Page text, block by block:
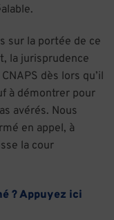
sur la portée de ce
la jurisprudence
dès lors qu’il
à démontrer pour
avérés. Nous
en appel, à
la cour
? Appuyez ici